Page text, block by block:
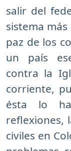
salir del
sistema
paz de los
un país
contra la
corriente,
ésta lo
reflexiones,
civiles en